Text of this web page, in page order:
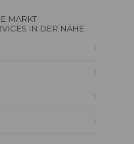
MARKT
IN DER NÄHE